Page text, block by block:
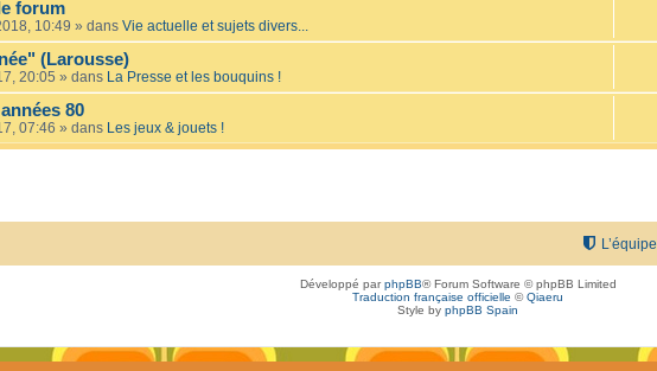
forum
10:49 » dans Vie actuelle et sujets divers...
(Larousse)
20:05 » dans La Presse et les bouquins !
80
07:46 » dans Les jeux & jouets !
L’équipe
Développé parphpBB® Forum Software © phpBB Limited
Traduction française officielle ©Qiaeru
Style by phpBB Spain